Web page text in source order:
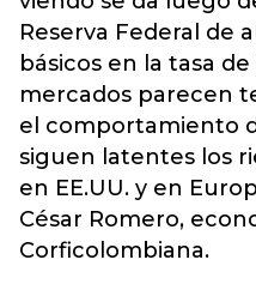
Reserva Federal de
básicos en la tasa
mercados parecen
el comportamiento
siguen latentes los
en EE.UU. y en
César Romero,
Corficolombiana.